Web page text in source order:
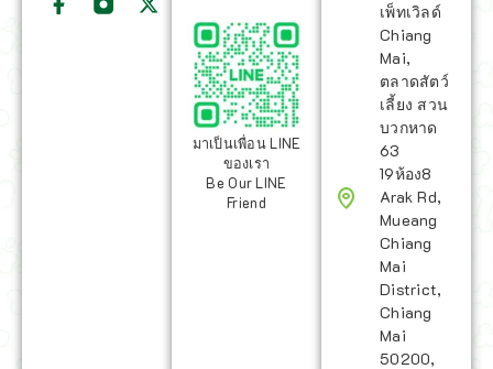
มาเป็นเพื่อน LINE
ของเรา
Be Our LINE
Friend
เพ็ทเวิลด์
Chiang
Mai,
ตลาดสัตว์
เลี้ยง สวน
บวกหาด
63
19ห้อง8
Arak Rd,
Mueang
Chiang
Mai
District,
Chiang
Mai
50200,